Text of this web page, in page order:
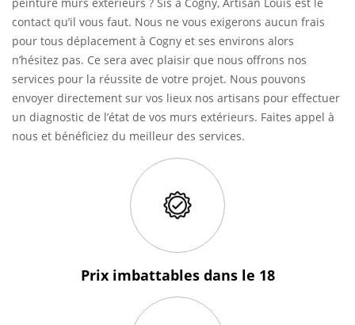
contact qu’il vous faut. Nous ne vous exigerons aucun frais
pour tous déplacement à Cogny et ses environs alors
n’hésitez pas. Ce sera avec plaisir que nous offrons nos
services pour la réussite de votre projet. Nous pouvons
envoyer directement sur vos lieux nos artisans pour effectuer
un diagnostic de l’état de vos murs extérieurs. Faites appel à
nous et bénéficiez du meilleur des services.
Prix imbattables dans le 18